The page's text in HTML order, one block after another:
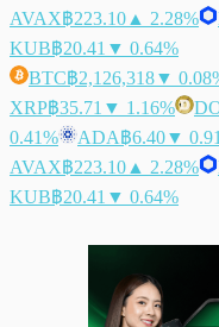
AVAX฿223.10 ▲ 2.28%
KUB฿20.41 ▼ 0.64%
BTC฿2,126,318▼
XRP฿35.71 ▼ 1.16%
0.41%
ADA฿6.40▼
AVAX฿223.10 ▲ 2.28%
KUB฿20.41 ▼ 0.64%